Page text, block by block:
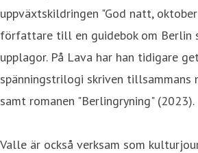
uppväxtskildringen "God natt,
författare till en guidebok om Berlin
upplagor. På Lava har han tidigare
spänningstrilogi skriven tillsammans
samt romanen "Berlingryning" (2023).
Valle är också verksam som